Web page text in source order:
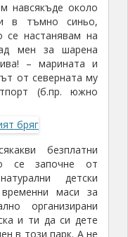
навсякъде около
в тъмно синьо,
настанявам на
мен за шарена
– марината и
от северната му
(б.пр. южно
безплатни
се започне от
детски
маси за
организирани
и ти да си дете
в този парк. А не